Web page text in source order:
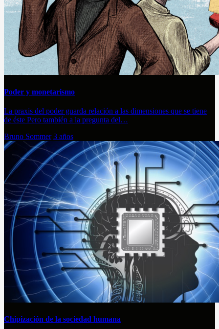
Poder y monetarismo
La praxis del poder guarda relación a las dimensiones que se tiene
de éste Pero también a la pregunta del…
Bruno Sommer 3 años
Chipización de la sociedad humana